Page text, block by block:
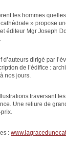
les hommes
» propose
éditeur Mgr Joseph
.
dirigé par
de l’édifice :
nos jours.
traversant
Une reliure de
: